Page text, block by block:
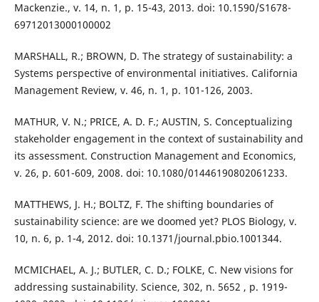
Mackenzie., v. 14, n. 1, p. 15-43, 2013. doi: 10.1590/S1678-
69712013000100002
MARSHALL, R.; BROWN, D. The strategy of sustainability: a
Systems perspective of environmental initiatives. California
Management Review, v. 46, n. 1, p. 101-126, 2003.
MATHUR, V. N.; PRICE, A. D. F.; AUSTIN, S. Conceptualizing
stakeholder engagement in the context of sustainability and
its assessment. Construction Management and Economics,
v. 26, p. 601-609, 2008. doi: 10.1080/01446190802061233.
MATTHEWS, J. H.; BOLTZ, F. The shifting boundaries of
sustainability science: are we doomed yet? PLOS Biology, v.
10, n. 6, p. 1-4, 2012. doi: 10.1371/journal.pbio.1001344.
MCMICHAEL, A. J.; BUTLER, C. D.; FOLKE, C. New visions for
addressing sustainability. Science, 302, n. 5652 , p. 1919-